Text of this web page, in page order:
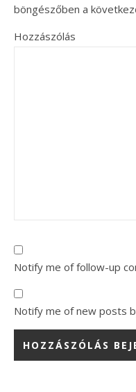
böngészőben a
Hozzászólás
Notify me of follow-up
Notify me of new posts